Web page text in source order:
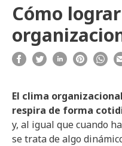
Cómo
El clima
respira de forma
y, al igual que cuando
se trata de algo